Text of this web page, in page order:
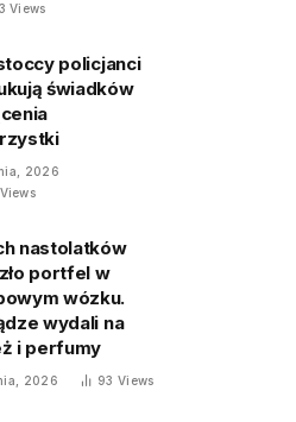
Views
policjanci
świadków
2026
Views
nastolatków
portfel w
wózku.
wydali na
i perfumy
2026 93Views